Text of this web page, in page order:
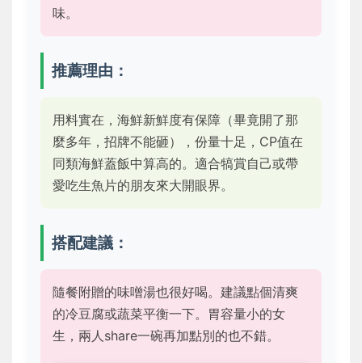
味。
推薦理由：
用料實在，海鮮新鮮度有保障（畢竟開了那
麼多年，招牌不能砸），份量十足，CP值在
同類海鮮蓋飯中算高的。適合犒賞自己或帶
愛吃生魚片的朋友來大開眼界。
搭配建議：
隨餐附贈的味噌湯也很好喝。建議點個清爽
的冷豆腐或蔬菜平衡一下。胃容量小的女
生，兩人share一碗再加點別的也不錯。